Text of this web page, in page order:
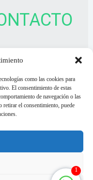
como las cookies para
El consentimiento de estas
de navegación o las
retirar el consentimiento, puede
24
1